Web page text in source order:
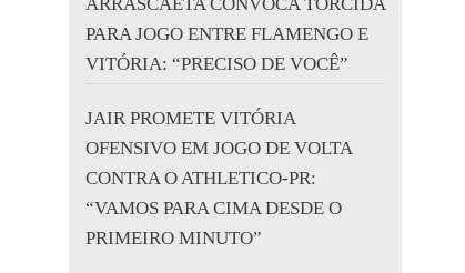
PARA JOGO ENTRE FLAMENGO E
VITÓRIA: “PRECISO DE VOCÊ”
JAIR PROMETE VITÓRIA
OFENSIVO EM JOGO DE VOLTA
CONTRA O ATHLETICO-PR:
“VAMOS PARA CIMA DESDE O
PRIMEIRO MINUTO”